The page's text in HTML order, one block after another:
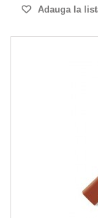
Adauga la